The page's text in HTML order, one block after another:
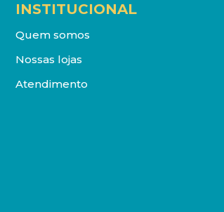
INSTITUCIONAL
Quem somos
Nossas lojas
Atendimento